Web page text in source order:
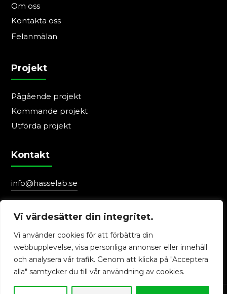
Vi värdesätter din integritet.
Vi använder cookies för att förbättra din
webbupplevelse, visa personliga annonser eller innehåll
och analysera vår trafik. Genom att klicka på "Acceptera
alla" samtycker du till vår användning av cookies.
Om oss
Kontakta oss
Felanmälan
Projekt
Pågående projekt
Kommande projekt
Utförda projekt
Kontakt
info@hasselab.se
Följ oss